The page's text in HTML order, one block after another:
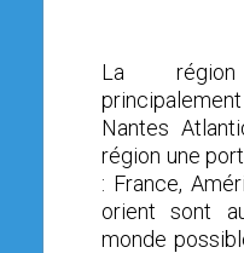
La
Nantes
région une
: France,
orient sont
monde